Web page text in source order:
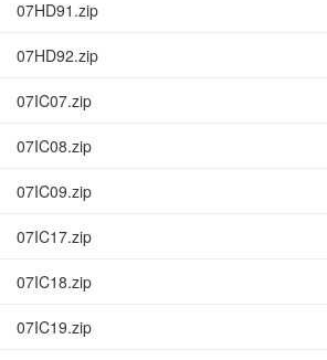
07HD91.zip
07HD92.zip
07IC07.zip
07IC08.zip
07IC09.zip
07IC17.zip
07IC18.zip
07IC19.zip